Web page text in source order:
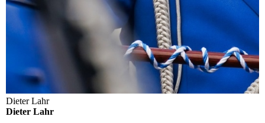
Dieter Lahr
Dieter Lahr